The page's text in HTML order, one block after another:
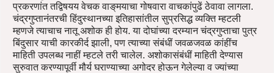
प्रकरणांत तद्विषयय वेचक वाङ्‌मयाचा गोषवारा वाचकांपुढें ठेवावा लागला.
चंद्रगुप्तानंतरची हिंदुस्थानच्या इतिहासांतील सुप्रसिद्ध व्यक्ति म्हटली
म्हणजे त्याचाच नातू अशोक ही होय. या दोघांच्या दरम्यान चंद्रगुप्ताचा पुत्र
बिंदुसार याची कारकीर्द झाली, पण त्याच्या संबंधीं जवळजवळ कांहींच
माहिती उपलब्ध नाहीं म्हटले तरी चालेल. अशोकासंबंधीं माहिती देण्यास
सुरुवात करण्यापूर्वी मौर्य घराण्याच्या अगोदर होऊन गेलेल्या व ज्यांच्या